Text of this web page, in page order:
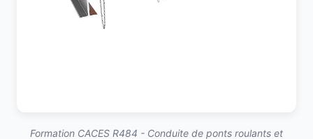
Formation CACES R484 - Conduite de ponts roulants et